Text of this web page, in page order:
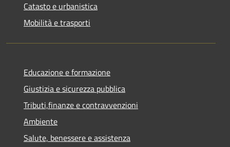
Catasto e urbanistica
Mobilità e trasporti
Educazione e formazione
Giustizia e sicurezza pubblica
Tributi,finanze e contravvenzioni
Ambiente
Salute, benessere e assistenza